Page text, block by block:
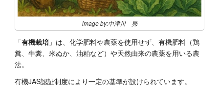
image by:中津川 昴
「有機栽培」は、化学肥料や農薬を使用せず、有機肥料（鶏
糞、牛糞、米ぬか、油粕など）や天然由来の農薬を用いる農
法。
有機JAS認証制度により一定の基準が設けられています。